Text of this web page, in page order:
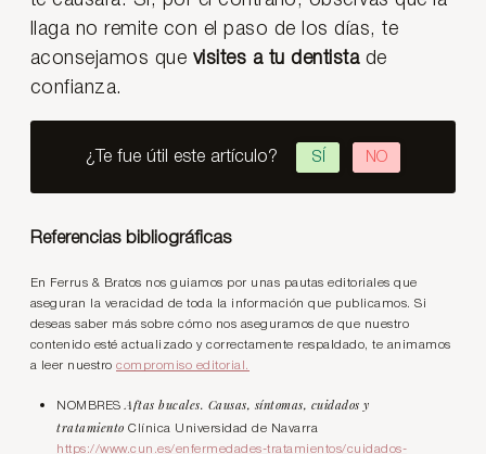
llaga no remite con el paso de los días, te
aconsejamos que visites a tu dentistade
confianza.
¿Te fue útil este artículo? SÍ NO
Referencias bibliográficas
En Ferrus & Bratos nos guiamos por unas pautas editoriales que
aseguran la veracidad de toda la información que publicamos. Si
deseas saber más sobre cómo nos aseguramos de que nuestro
contenido esté actualizado y correctamente respaldado, te animamos
a leer nuestrocompromiso editorial.
NOMBRES Aftas bucales. Causas, síntomas, cuidados y
tratamientoClínica Universidad de Navarra
https://www.cun.es/enfermedades-tratamientos/cuidados-